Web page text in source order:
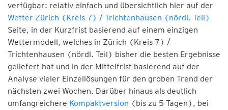
verfügbar: relativ einfach und übersichtlich hier auf der
Wetter Zürich (Kreis 7) / Trichtenhausen (nördl. Teil)
Seite, in der Kurzfrist basierend auf einem einzigen
Wettermodell, welches in Zürich (Kreis 7) /
Trichtenhausen (nördl. Teil) bisher die besten Ergebnisse
geliefert hat und in der Mittelfrist basierend auf der
Analyse vieler Einzellösungen für den groben Trend der
nächsten zwei Wochen. Darüber hinaus als deutlich
umfangreichere Kompaktversion (bis zu 5 Tagen), bei